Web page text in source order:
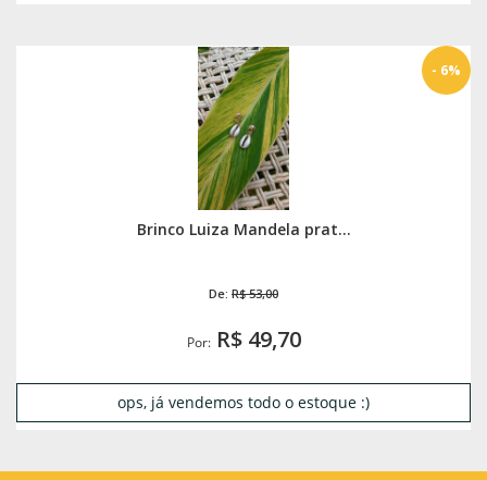
Brinco Luiza Mandela prat...
De: R$ 53,00
Por:R$ 49,70
- 6%
ops, já vendemos todo o estoque :)